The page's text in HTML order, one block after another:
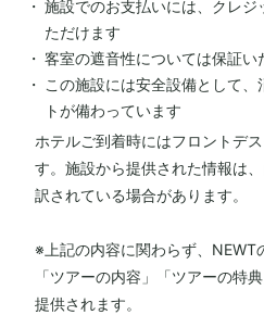
施設でのお支払いには、クレ
ただけます
客室の遮音性については保証い
この施設には安全設備として
トが備わっています
ホテルご到着時にはフロントデ
す。施設から提供された情報は
訳されている場合があります。
※上記の内容に関わらず、NEWT
「ツアーの内容」「ツアーの特
提供されます。